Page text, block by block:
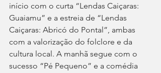
início com o curta “Lendas Caiçaras:
Guaiamu” e a estreia de “Lendas
Caiçaras: Abricó do Pontal”, ambas
com a valorização do folclore e da
cultura local. A manhã segue com o
sucesso “Pé Pequeno” e a comédia